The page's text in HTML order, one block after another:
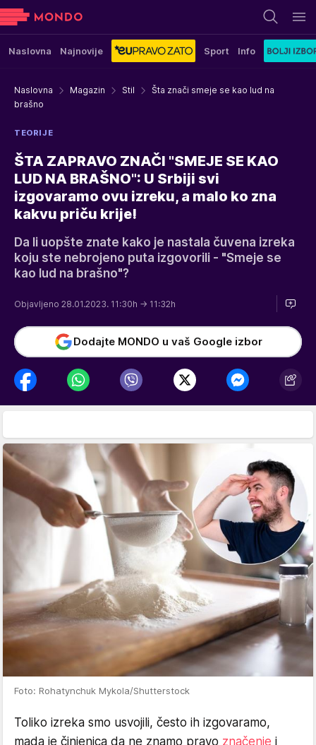
Naslovna Najnovije Sport Info
Naslovna Magazin Stil
Šta znači smeje se kao lud na
brašno
TEORIJE
ŠTA ZAPRAVO ZNAČI "SMEJE SE KAO
LUD NA BRAŠNO": U Srbiji svi
izgovaramo ovu izreku, a malo ko zna
kakvu priču krije!
Da li uopšte znate kako je nastala čuvena izreka
koju ste nebrojeno puta izgovorili - "Smeje se
kao lud na brašno"?
Objavljeno 28.01.2023. 11:30h → 11:32h
Dodajte MONDO u vaš Google izbor
Foto: Rohatynchuk Mykola/Shutterstock
Toliko izreka smo usvojili, često ih izgovaramo,
mada je činjenica da ne znamo pravo značenje i